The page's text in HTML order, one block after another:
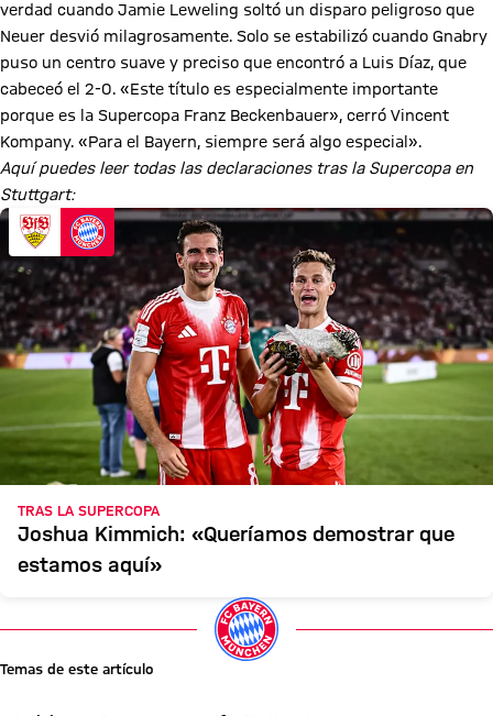
verdad cuando Jamie Leweling soltó un disparo peligroso que
Neuer desvió milagrosamente. Solo se estabilizó cuando Gnabry
puso un centro suave y preciso que encontró a Luis Díaz, que
cabeceó el 2-0. «Este título es especialmente importante
porque es la Supercopa Franz Beckenbauer», cerró Vincent
Kompany. «Para el Bayern, siempre será algo especial».
Aquí puedes leer todas las declaraciones tras la Supercopa en
Stuttgart:
TRAS LA SUPERCOPA
Joshua Kimmich: «Queríamos demostrar que
estamos aquí»
Temas de este artículo